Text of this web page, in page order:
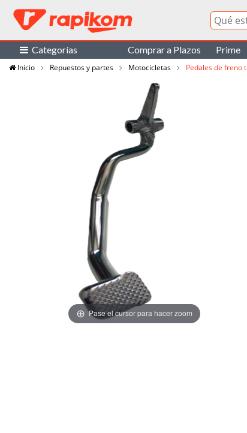
Categorías Comprar a Plazos Prime
Inicio Repuestos y partes Motocicletas Pedales de freno
Pase el cursor para hacer zoom